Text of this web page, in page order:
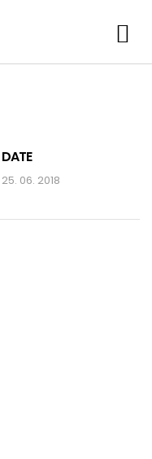
DATE
25. 06. 2018